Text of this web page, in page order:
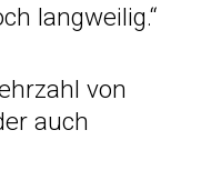
langweilig.“
von
auch